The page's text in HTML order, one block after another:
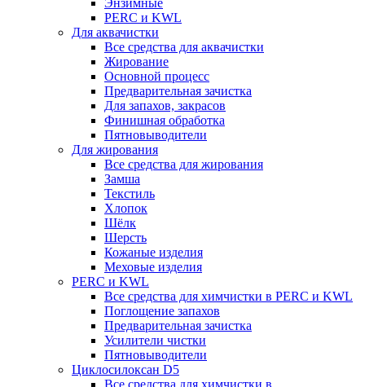
Энзимные
PERC и KWL
Для аквачистки
Все средства для аквачистки
Жирование
Основной процесс
Предварительная зачистка
Для запахов, закрасов
Финишная обработка
Пятновыводители
Для жирования
Все средства для жирования
Замша
Текстиль
Хлопок
Шёлк
Шерсть
Кожаные изделия
Меховые изделия
PERC и KWL
Все средства для химчистки в PERC и KWL
Поглощение запахов
Предварительная зачистка
Усилители чистки
Пятновыводители
Циклосилоксан D5
Все средства для химчистки в